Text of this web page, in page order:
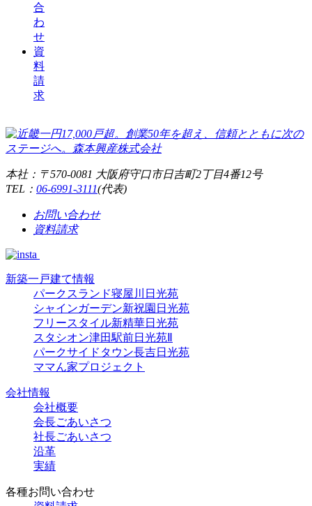
合
わ
せ
資
料
請
求
本社：〒570-0081 大阪府守口市日吉町2丁目4番12号
TEL： 06-6991-3111(代表)
お問い合わせ
資料請求
新築一戸建て情報
パークスランド寝屋川日光苑
シャインガーデン新祝園日光苑
フリースタイル新精華日光苑
スタシオン津田駅前日光苑Ⅱ
パークサイドタウン長吉日光苑
ママん家プロジェクト
会社情報
会社概要
会長ごあいさつ
社長ごあいさつ
沿革
実績
各種お問い合わせ